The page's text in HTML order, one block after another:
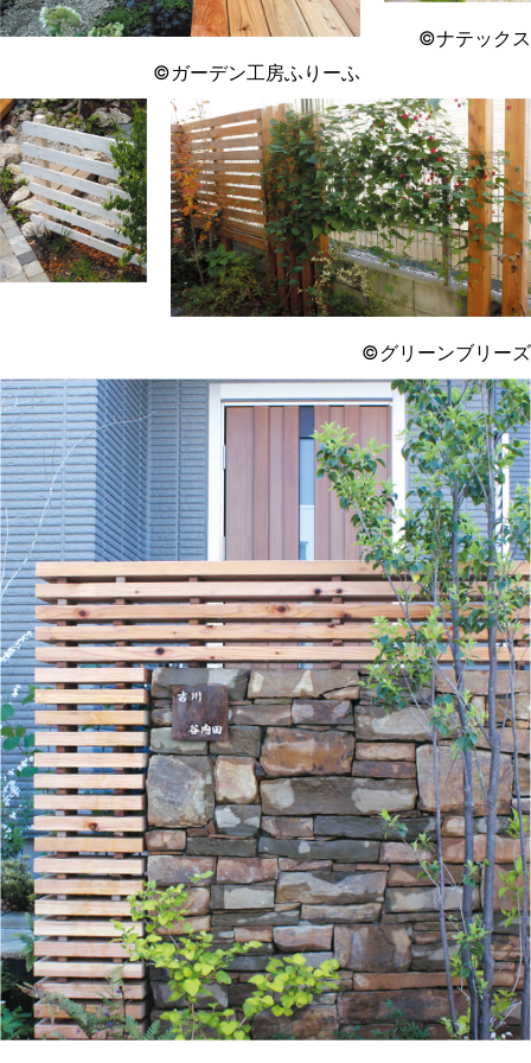
©ガーデン工房ふりーふ
©ナテックス
©グリーンブリーズ